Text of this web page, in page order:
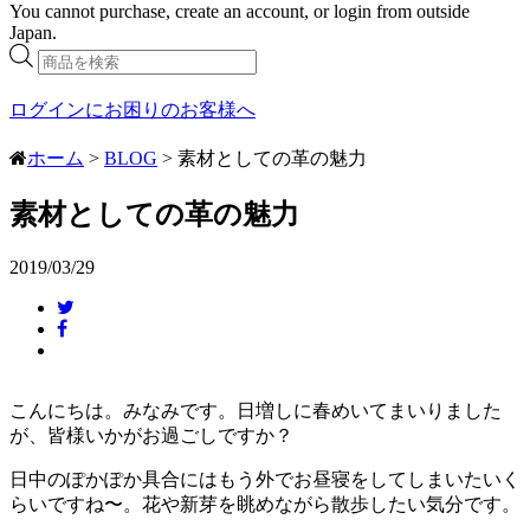
You cannot purchase, create an account, or login from outside
Japan.
商
品
検
ログインにお困りのお客様へ
ホーム > BLOG > 素材としての革の魅力
素材としての革の魅力
2019/03/29
こんにちは。みなみです。日増しに春めいてまいりました
が、皆様いかがお過ごしですか？
日中のぽかぽか具合にはもう外でお昼寝をしてしまいたいく
らいですね〜。花や新芽を眺めながら散歩したい気分です。